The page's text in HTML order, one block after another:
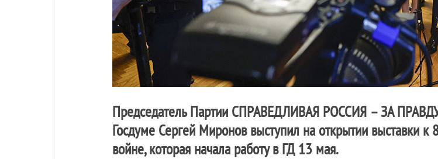
Председатель Партии СПРАВЕДЛИВАЯ РОССИЯ – ЗА
Госдуме Сергей Миронов выступил на открытии выставки
войне, которая начала работу в ГД 13 мая.